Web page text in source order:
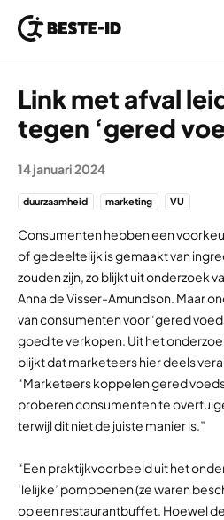
Link met afval
tegen ‘gered
14 januari 2024
duurzaamheid marketing VU
Consumenten hebben een
of gedeeltelijk is gemaakt van
zouden zijn, zo blijkt uit onderzoek
Anna de Visser-Amundson. Maar
van consumenten voor ‘gered
goed te verkopen. Uit het
blijkt dat marketeers hier deels
“Marketeers koppelen gered
proberen consumenten te
terwijl dit niet de juiste manier is.”
“Een praktijkvoorbeeld uit het
‘lelijke’ pompoenen (ze waren
op een restaurantbuffet. Hoewel